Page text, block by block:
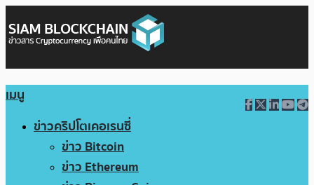
เมนู
ข่าวคริปโตเคอเรนซี่
ข่าว Bitcoin
ข่าว Ethereum